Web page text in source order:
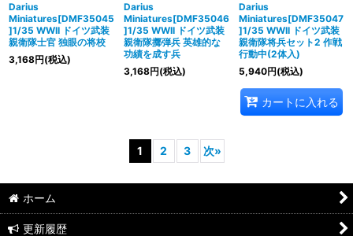
Darius
Miniatures[DMF35045
]1/35 WWII ドイツ武装
親衛隊士官 独眼の将校
3,168円(税込)
Darius
Miniatures[DMF35046
]1/35 WWII ドイツ武装
親衛隊擲弾兵 英雄的な
功績を成す兵
3,168円(税込)
Darius
Miniatures[DMF35047
]1/35 WWII ドイツ武装
親衛隊将兵セット2 作戦
行動中(2体入)
5,940円(税込)
カートに入れる
1 2 3 次»
ホーム
更新履歴